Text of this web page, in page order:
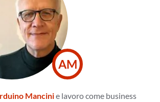
AM
Mancinie lavoro come business